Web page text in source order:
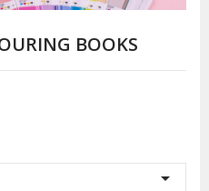
BOOKS
